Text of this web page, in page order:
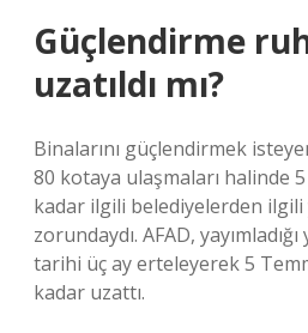
Güçlendirme
uzatıldı mı?
Binalarını güçlendirmek
80 kotaya ulaşmaları halinde
kadar ilgili belediyelerden ilgili
zorundaydı. AFAD,
tarihi üç ay erteleyerek 5
kadar uzattı.